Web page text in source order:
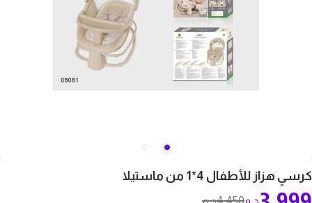
كرسي هزاز للأطفال 4*1 من ماستيلا
ج.م ج.م